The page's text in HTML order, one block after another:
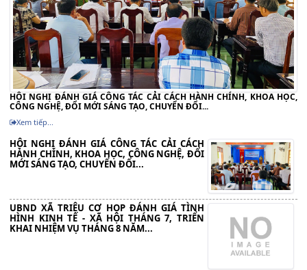
HỘI NGHỊ ĐÁNH GIÁ CÔNG TÁC CẢI CÁCH HÀNH CHÍNH, KHOA HỌC,
CÔNG NGHỆ, ĐỔI MỚI SÁNG TẠO, CHUYỂN ĐỔI...
Xem tiếp...
HỘI NGHỊ ĐÁNH GIÁ CÔNG TÁC CẢI CÁCH
HÀNH CHÍNH, KHOA HỌC, CÔNG NGHỆ, ĐỔI
MỚI SÁNG TẠO, CHUYỂN ĐỔI...
UBND XÃ TRIỆU CƠ HỌP ĐÁNH GIÁ TÌNH
HÌNH KINH TẾ - XÃ HỘI THÁNG 7, TRIỂN
KHAI NHIỆM VỤ THÁNG 8 NĂM...